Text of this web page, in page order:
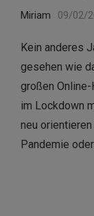
Miriam 09/02/
Kein anderes
gesehen wie
großen
im Lockdown
neu
Pandemie oder